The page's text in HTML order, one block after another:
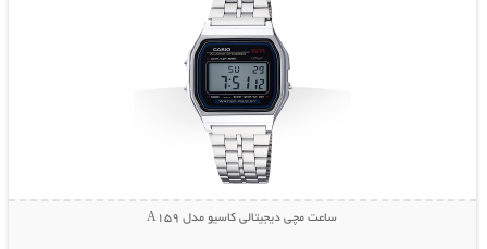
ساعت مچی دیجیتالی کاسیو مدل A159